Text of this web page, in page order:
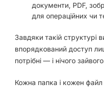
документи, PDF,
для операційних чи
Завдяки такій структурі
впорядкований доступ
потрібні — і нічого
Кожна папка і кожен